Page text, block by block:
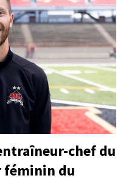
chef du
féminin du